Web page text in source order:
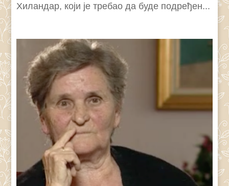
Хиландар, који је требао да буде подређен...